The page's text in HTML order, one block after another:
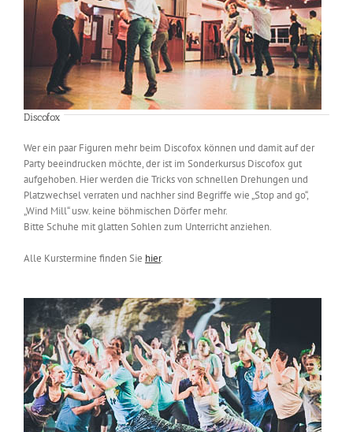
Discofox
Wer ein paar Figuren mehr beim Discofox können und damit auf der
Party beeindrucken möchte, der ist im Sonderkursus Discofox gut
aufgehoben. Hier werden die Tricks von schnellen Drehungen und
Platzwechsel verraten und nachher sind Begriffe wie „Stop and go“,
„Wind Mill“ usw. keine böhmischen Dörfer mehr.
Bitte Schuhe mit glatten Sohlen zum Unterricht anziehen.
Alle Kurstermine finden Sie hier.